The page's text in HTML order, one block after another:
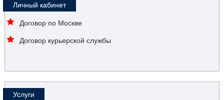
Личный кабинет
Договор по Москве
Договор курьерской службы
Услуги